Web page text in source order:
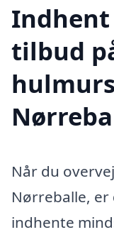
tilbud
Når du
Nørreballe,
indhente